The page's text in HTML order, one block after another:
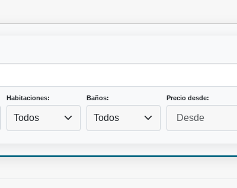
Habitaciones:
Todos
Baños:
Todos
Precio desde: